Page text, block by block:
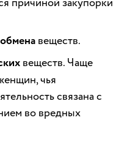
обмена веществ.
веществ. Чаще
чья
связана с
во вредных